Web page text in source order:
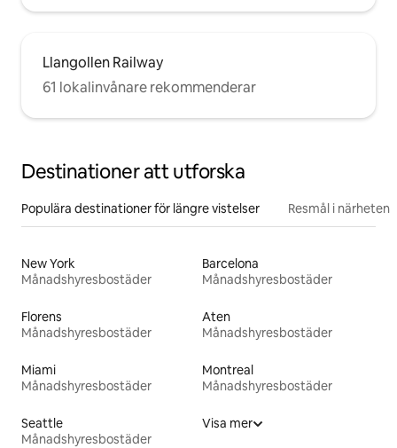
Llangollen Railway
61 lokalinvånare rekommenderar
Destinationer att utforska
Populära destinationer för längre vistelser Resmål i närheten
New York
Månadshyresbostäder
Barcelona
Månadshyresbostäder
Florens
Månadshyresbostäder
Aten
Månadshyresbostäder
Miami
Månadshyresbostäder
Montreal
Månadshyresbostäder
Seattle
Månadshyresbostäder
Visa mer